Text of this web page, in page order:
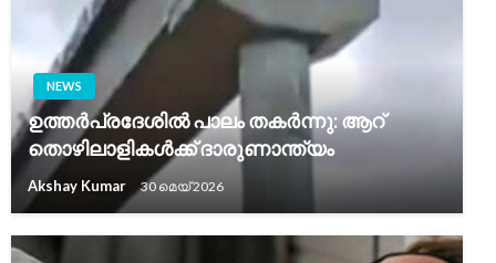
NEWS
ഉത്തർപ്രദേശിൽ പാലം തകർന്നു: ആറ്
തൊഴിലാളികൾക്ക് ദാരുണാന്ത്യം
Akshay Kumar 30 മെയ്‌ 2026